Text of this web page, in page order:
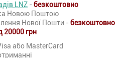
LNZ - безкоштовно
Новою Поштою
Нової Пошти - безкоштовно
20000 грн
або MasterCard